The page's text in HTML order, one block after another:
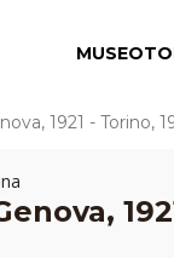
1921 - Torino,